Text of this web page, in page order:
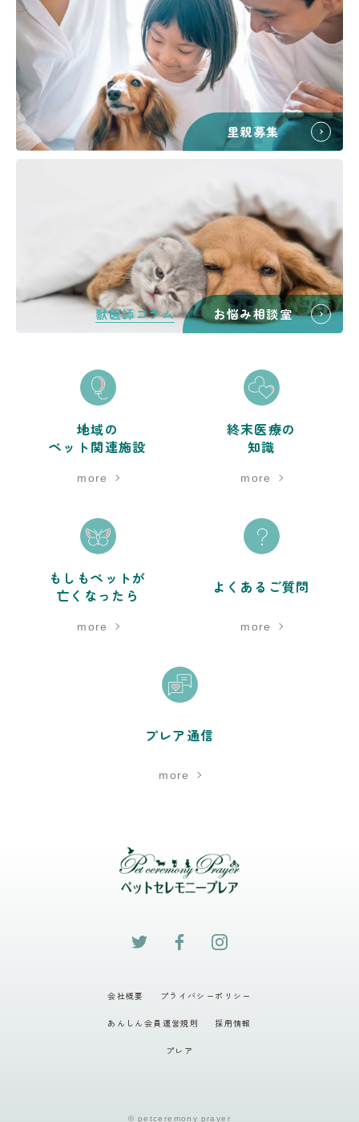
里親募集
獣医師コラム お悩み相談室
地域の
ペット関連施設
more
終末医療の
知識
more
もしもペットが
亡くなったら
more
よくあるご質問
more
プレア通信
more
会社概要 プライバシーポリシー
あんしん会員運営規則 採用情報
プレア
© petceremony prayer